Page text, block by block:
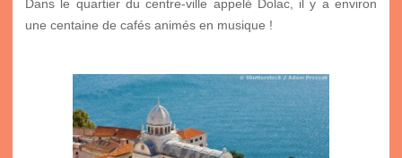
Dans le quartier du centre-ville appelé Dolac, il y a environ
une centaine de cafés animés en musique !